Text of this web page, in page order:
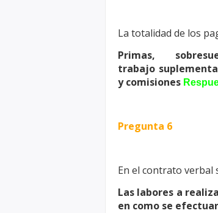
La totalidad de los
Primas,
trabajo
ycomisiones
Pregunta 6
En el contrato verbal
Las labores a
en como se